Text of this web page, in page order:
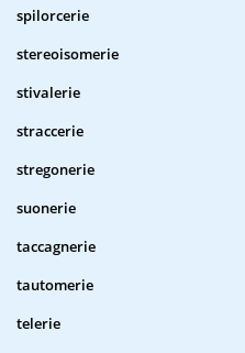
spilorcerie
stereoisomerie
stivalerie
straccerie
stregonerie
suonerie
taccagnerie
tautomerie
telerie